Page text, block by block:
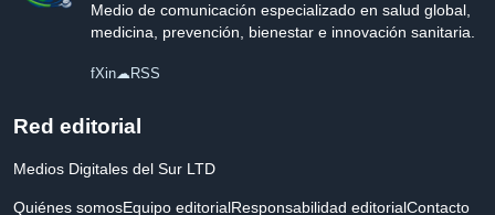
Medio de comunicación especializado en salud global,
medicina, prevención, bienestar e innovación sanitaria.
fXin☁RSS
Red editorial
Medios Digitales del Sur LTD
Quiénes somosEquipo editorialResponsabilidad editorialContacto